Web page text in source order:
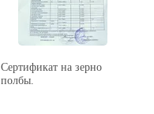
Сертификат на зерно
полбы.